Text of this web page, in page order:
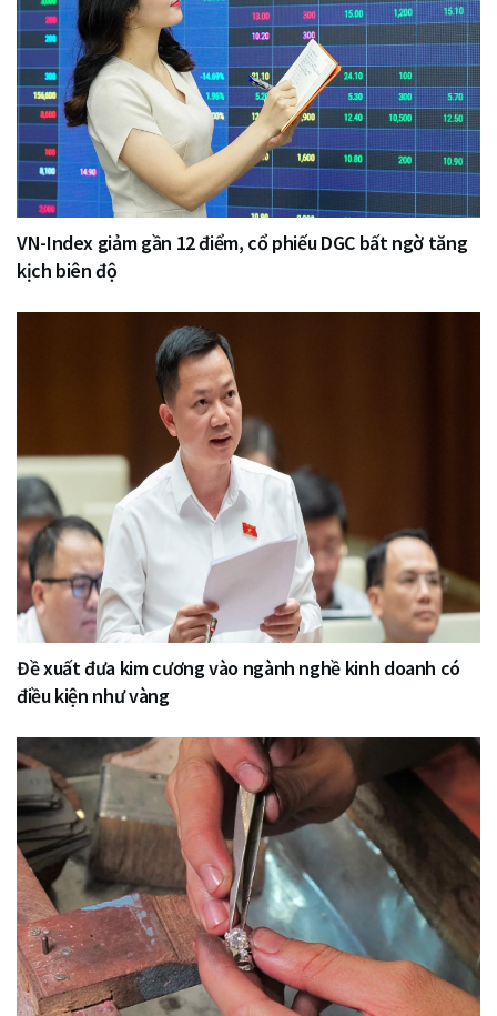
VN-Index giảm gần 12 điểm, cổ phiếu DGC bất ngờ tăng
kịch biên độ
Đề xuất đưa kim cương vào ngành nghề kinh doanh có
điều kiện như vàng